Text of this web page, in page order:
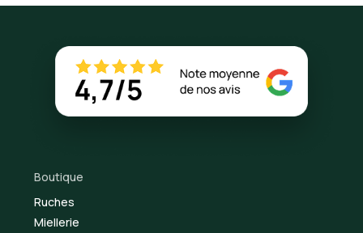
Boutique
Ruches
Miellerie